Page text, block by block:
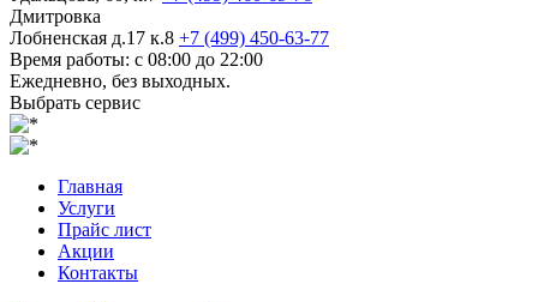
Дмитровка
Лобненская д.17 к.8 +7 (499) 450-63-77
Время работы: с 08:00 до 22:00
Ежедневно, без выходных.
Выбрать сервис
Главная
Услуги
Прайс лист
Акции
Контакты